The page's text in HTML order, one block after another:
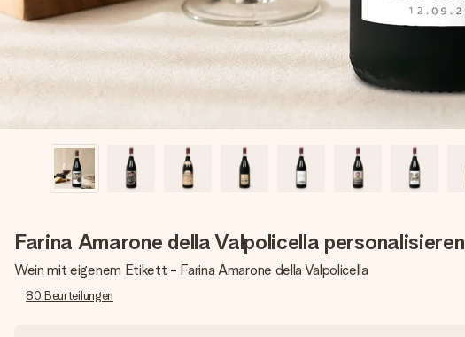
Farina Amarone della Valpolicella personalisieren
Wein mit eigenem Etikett - Farina Amarone della Valpolicella
80 Beurteilungen